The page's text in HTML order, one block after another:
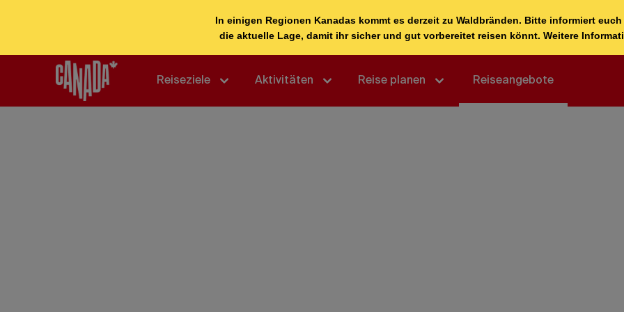
Reiseziele Aktivitäten Reise planen Reiseangebote